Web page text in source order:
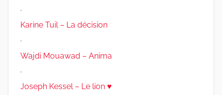
.
Karine Tuil – La décision
.
Wajdi Mouawad – Anima
.
Joseph Kessel – Le lion ♥